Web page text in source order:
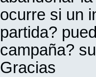
ocurre si un
partida?
campaña?
Gracias